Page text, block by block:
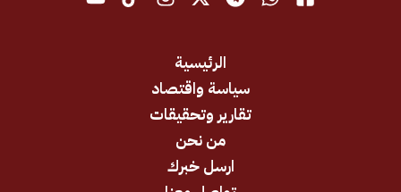
سياسة واقتصاد
تقارير وتحقيقات
ارسل خبرك